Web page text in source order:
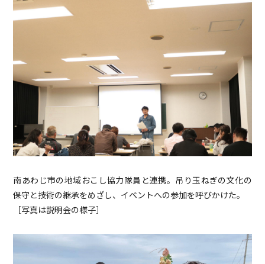
南あわじ市の地域おこし協力隊員と連携。吊り玉ねぎの文化の
保守と技術の継承をめざし、イベントへの参加を呼びかけた。
［写真は説明会の様子］